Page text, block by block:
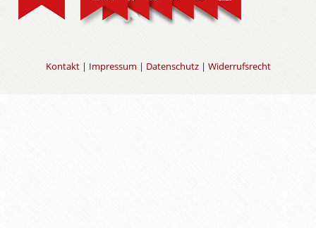
Kontakt| Impressum | Datenschutz| Widerrufsrecht